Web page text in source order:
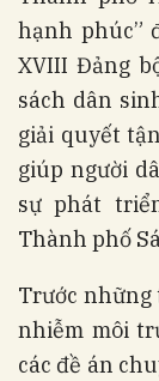
hạnh phúc”
XVIII Đảng
sách dân
giải quyết
giúp người
sự phát
Thành phố
Trước những
nhiễm môi
các đề án